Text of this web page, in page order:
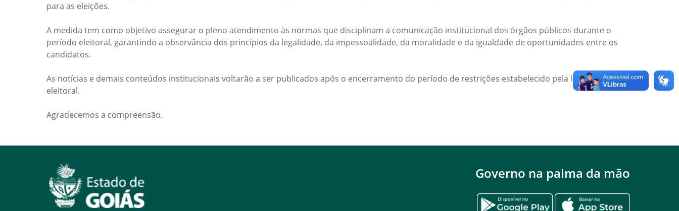
para as eleições.
A medida tem como objetivo assegurar o pleno atendimento às normas que disciplinam a comunicação institucional dos órgãos públicos durante o
período eleitoral, garantindo a observância dos princípios da legalidade, da impessoalidade, da moralidade e da igualdade de oportunidades entre os
candidatos.
As notícias e demais conteúdos institucionais voltarão a ser publicados após o encerramento do período de restrições estabelecido pela legislação
eleitoral.
Agradecemos a compreensão.
Governo na palma da mão